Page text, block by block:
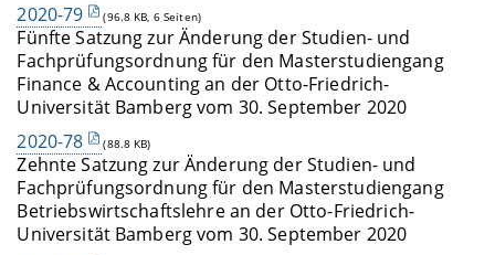
2020-79
(96.8 KB, 6 Seiten)
Fünfte Satzung zur Änderung der Studien- und
Fachprüfungsordnung für den Masterstudiengang
Finance & Accounting an der Otto-Friedrich-
Universität Bamberg vom 30. September 2020
2020-78
(88.8 KB)
Zehnte Satzung zur Änderung der Studien- und
Fachprüfungsordnung für den Masterstudiengang
Betriebswirtschaftslehre an der Otto-Friedrich-
Universität Bamberg vom 30. September 2020